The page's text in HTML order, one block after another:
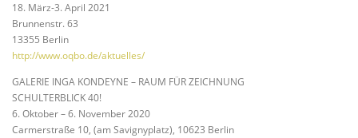
18. März-3. April 2021
Brunnenstr. 63
13355 Berlin
http://www.oqbo.de/aktuelles/
GALERIE INGA KONDEYNE – RAUM FÜR ZEICHNUNG
SCHULTERBLICK 40!
6. Oktober – 6. November 2020
Carmerstraße 10, (am Savignyplatz), 10623 Berlin